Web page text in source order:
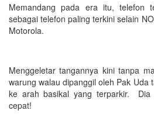
Memandang pada era itu, telefon
sebagai telefon paling terkini selain
Motorola.
Menggeletar tangannya kini tanpa
warung walau dipanggil oleh Pak
ke arah basikal yang terparkir.
cepat!